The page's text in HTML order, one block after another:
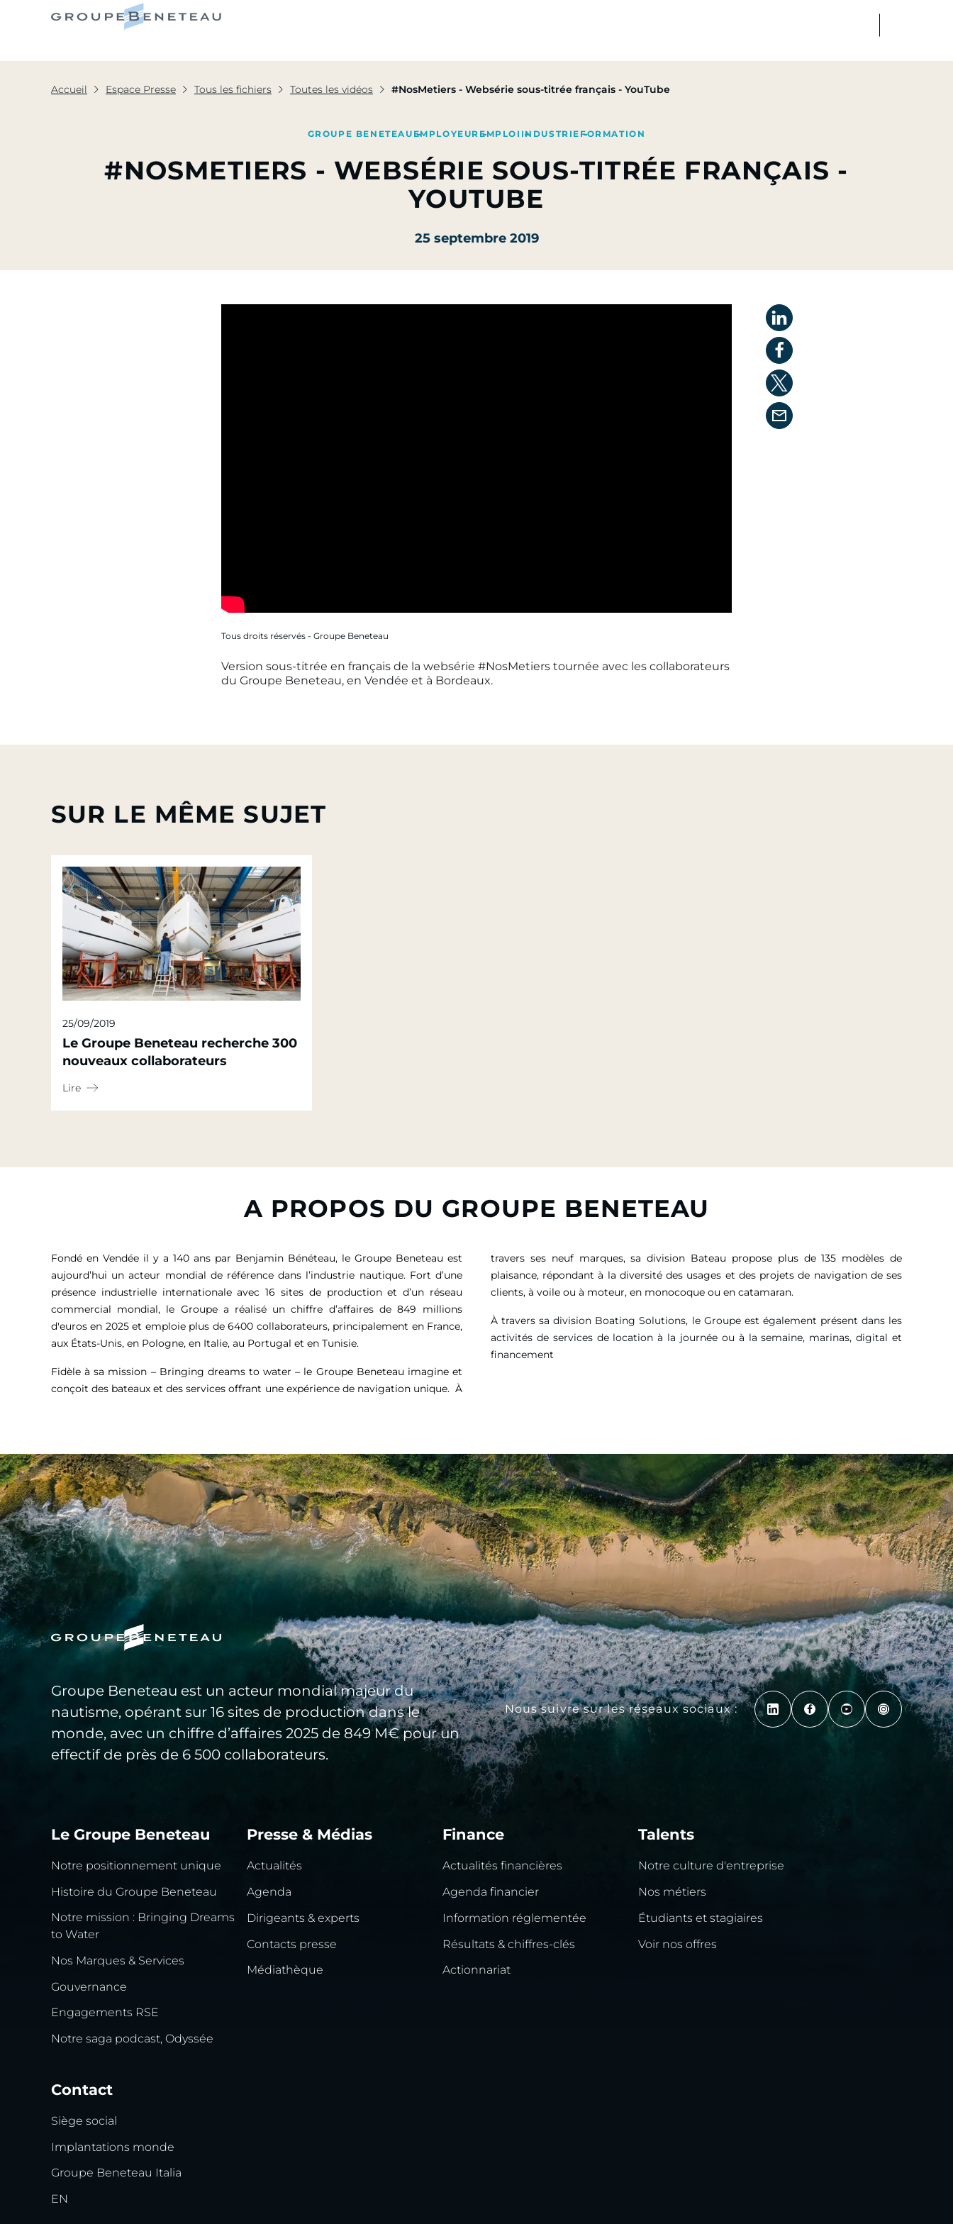
Accueil Espace Presse Tous les fichiers Toutes les vidéos #NosMetiers - Websérie sous-titrée français - YouTube
GROUPE BENETEAU EMPLOYEUR EMPLOI INDUSTRIE FORMATION
#NOSMETIERS - WEBSÉRIE SOUS-TITRÉE FRANÇAIS -
YOUTUBE
25 septembre 2019
Tous droits réservés - Groupe Beneteau
Version sous-titrée en français de la websérie #NosMetiers tournée avec les collaborateurs
du Groupe Beneteau, en Vendée et à Bordeaux.
SUR LE MÊME SUJET
25/09/2019
Le Groupe Beneteau recherche 300
nouveaux collaborateurs
Lire
A PROPOS DU GROUPE BENETEAU
Fondé en Vendée il y a 140 ans par Benjamin Bénéteau, le Groupe Beneteau est
aujourd’hui un acteur mondial de référence dans l’industrie nautique. Fort d’une
présence industrielle internationale avec 16 sites de production et d’un réseau
commercial mondial, le Groupe a réalisé un chiffre d’affaires de 849 millions
d'euros en 2025 et emploie plus de 6400 collaborateurs, principalement en France,
aux États-Unis, en Pologne, en Italie, au Portugal et en Tunisie.
Fidèle à sa mission – Bringing dreams to water – le Groupe Beneteau imagine et
conçoit des bateaux et des services offrant une expérience de navigation unique. À
travers ses neuf marques, sa division Bateau propose plus de 135 modèles de
plaisance, répondant à la diversité des usages et des projets de navigation de ses
clients, à voile ou à moteur, en monocoque ou en catamaran.
À travers sa division Boating Solutions, le Groupe est également présent dans les
activités de services de location à la journée ou à la semaine, marinas, digital et
financement
Groupe Beneteau est un acteur mondial majeur du
nautisme, opérant sur 16 sites de production dans le
monde, avec un chiffre d’affaires 2025 de 849 M€ pour un
effectif de près de 6 500 collaborateurs.
Nous suivre sur les réseaux sociaux :
Le Groupe Beneteau
Notre positionnement unique
Histoire du Groupe Beneteau
Notre mission : Bringing Dreams
to Water
Nos Marques & Services
Gouvernance
Engagements RSE
Notre saga podcast, Odyssée
Presse & Médias
Actualités
Agenda
Dirigeants & experts
Contacts presse
Médiathèque
Finance
Actualités financières
Agenda financier
Information réglementée
Résultats & chiffres-clés
Actionnariat
Talents
Notre culture d'entreprise
Nos métiers
Étudiants et stagiaires
Voir nos offres
Contact
Siège social
Implantations monde
Groupe Beneteau Italia
EN